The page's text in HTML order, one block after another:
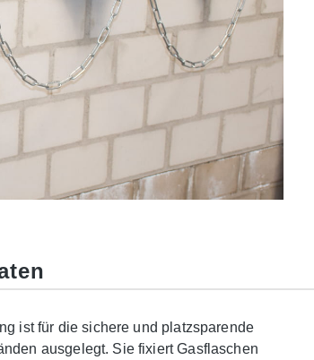
ist für die sichere und platzsparende
ausgelegt. Sie fixiert Gasflaschen